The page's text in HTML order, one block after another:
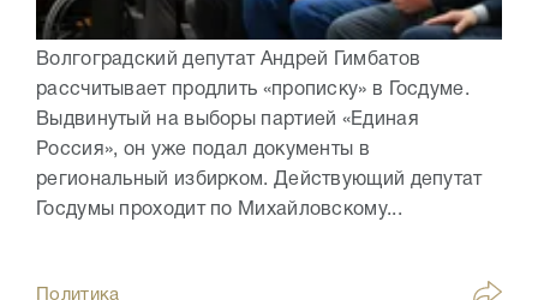
Волгоградский депутат Андрей Гимбатов
рассчитывает продлить «прописку» в Госдуме.
Выдвинутый на выборы партией «Единая
Россия», он уже подал документы в
региональный избирком. Действующий депутат
Госдумы проходит по Михайловскому...
Политика